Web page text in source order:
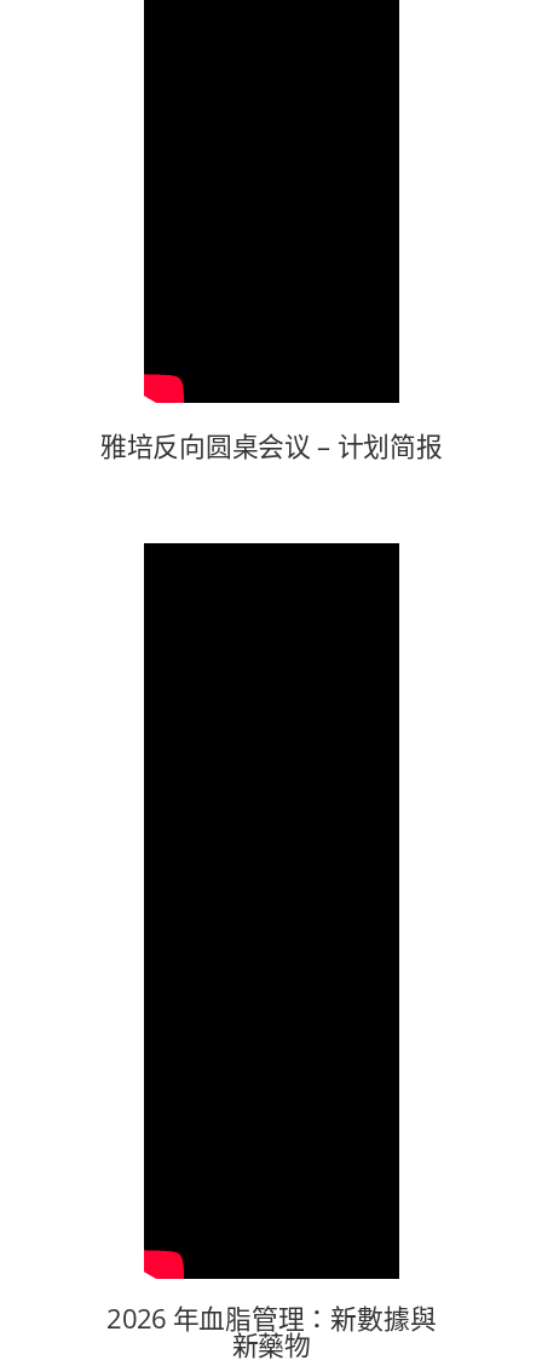
雅培反向圆桌会议 – 计划简报
2026 年血脂管理：新數據與
新藥物